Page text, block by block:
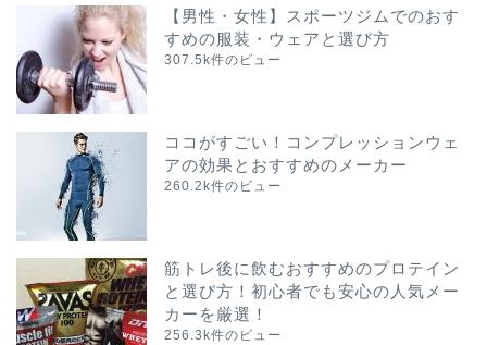
【男性・女性】スポーツジムでのおす
すめの服装・ウェアと選び方
307.5k件のビュー
ココがすごい！コンプレッションウェ
アの効果とおすすめのメーカー
260.2k件のビュー
筋トレ後に飲むおすすめのプロテイン
と選び方！初心者でも安心の人気メー
カーを厳選！
256.3k件のビュー